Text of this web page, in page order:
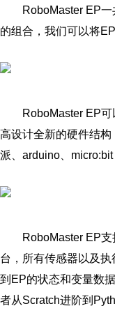
RoboMaster EP
的组合，我们可以将
RoboMaster EP
高设计全新的硬件结
派、arduino、
RoboMaster EP
台，所有传感器以及
到EP的状态和变量数
者从Scratch进阶到